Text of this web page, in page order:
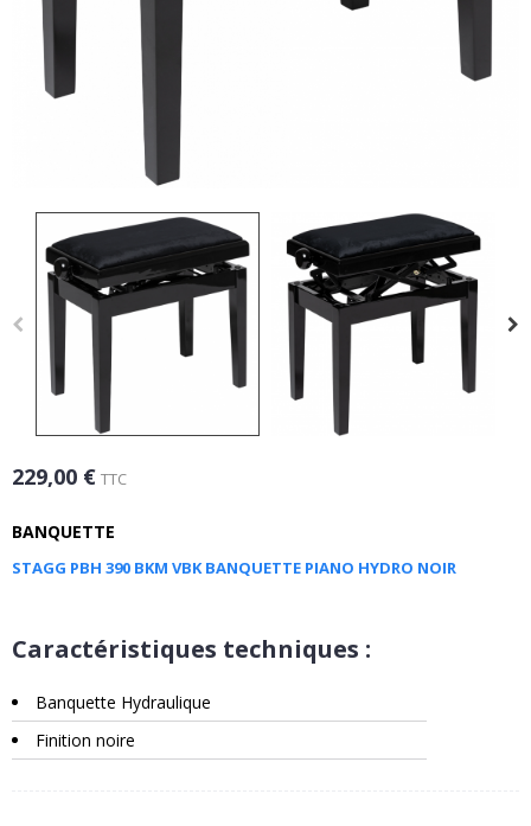
229,00 € TTC
BANQUETTE
STAGG PBH 390 BKM VBK BANQUETTE PIANO HYDRO NOIR
Caractéristiques techniques :
Banquette Hydraulique
Finition noire